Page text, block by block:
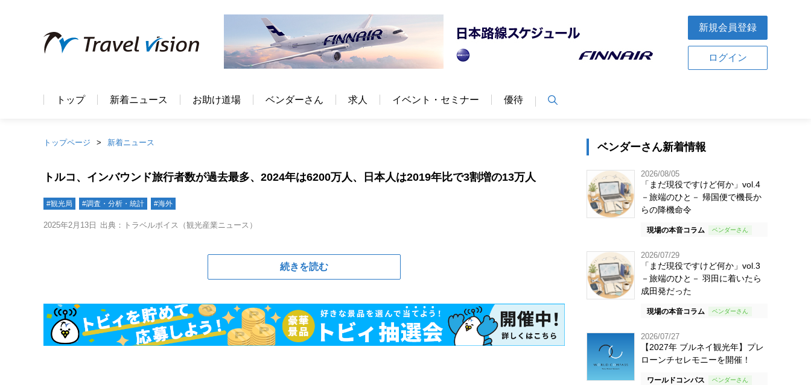
新規会員登録
ログイン
トップ 新着ニュース お助け道場 ベンダーさん 求人 イベント・セミナー 優待
トップページ 新着ニュース
トルコ、インバウンド旅行者数が過去最多、2024年は6200万人、日本人は2019年比で3割増の13万人
#観光局 #調査・分析・統計 #海外
2025年2月13日 出典：トラベルボイス（観光産業ニュース）
続きを読む
ベンダーさん新着情報
2026/08/05
「まだ現役ですけど何か」vol.4
－旅端のひと－ 帰国便で機長か
らの降機命令
現場の本音コラム
2026/07/29
「まだ現役ですけど何か」vol.3
－旅端のひと－ 羽田に着いたら
成田発だった
現場の本音コラム
2026/07/27
【2027年 ブルネイ観光年】プレ
ローンチセレモニーを開催！
ワールドコンパス